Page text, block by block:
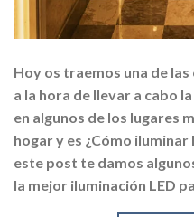
Hoy os traemos una de
a la hora de llevar a cabo
en algunos de los lugares
hogar y es ¿Cómo iluminar
este post te damos
la mejor iluminación LED